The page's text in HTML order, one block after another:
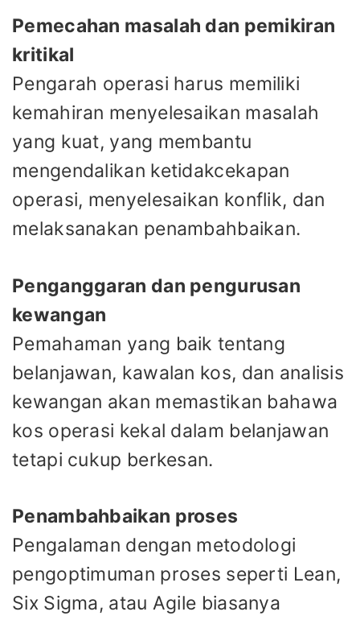
Pemecahan masalah dan pemikiran
kritikal
Pengarah operasi harus memiliki
kemahiran menyelesaikan masalah
yang kuat, yang membantu
mengendalikan ketidakcekapan
operasi, menyelesaikan konflik, dan
melaksanakan penambahbaikan.
Penganggaran dan pengurusan
kewangan
Pemahaman yang baik tentang
belanjawan, kawalan kos, dan analisis
kewangan akan memastikan bahawa
kos operasi kekal dalam belanjawan
tetapi cukup berkesan.
Penambahbaikan proses
Pengalaman dengan metodologi
pengoptimuman proses seperti Lean,
Six Sigma, atau Agile biasanya